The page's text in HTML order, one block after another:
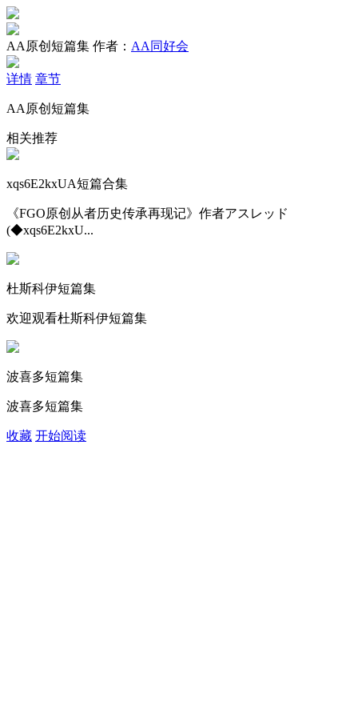
AA原创短篇集 作者： AA同好会
详情 章节
AA原创短篇集
相关推荐
xqs6E2kxUA短篇合集
《FGO原创从者历史传承再现记》作者アスレッド
(◆xqs6E2kxU...
杜斯科伊短篇集
欢迎观看杜斯科伊短篇集
波喜多短篇集
波喜多短篇集
收藏 开始阅读